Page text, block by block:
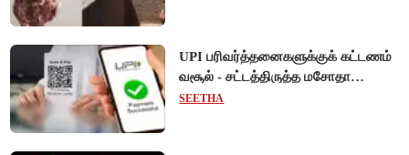
UPI பரிவர்த்தனைகளுக்குக் கட்டணம்
வசூல் - சட்டத்திருத்த மசோதா
நிறைவேற்றம்!
SEETHA